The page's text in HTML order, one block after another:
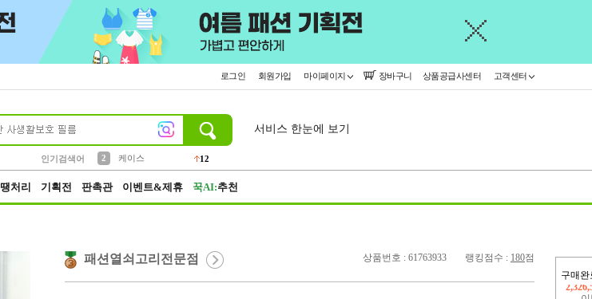
로그인 회원가입 마이페이지 장바구니 상품공급사센터 고객센터
인기검색어
2
케이스
12
서비스 한눈에 보기
땡처리 기획전 판촉관 이벤트&제휴 꾹AI:추천
구매완
상품번호 : 61763933 랭킹점수 : 180점
패션열쇠고리전문점